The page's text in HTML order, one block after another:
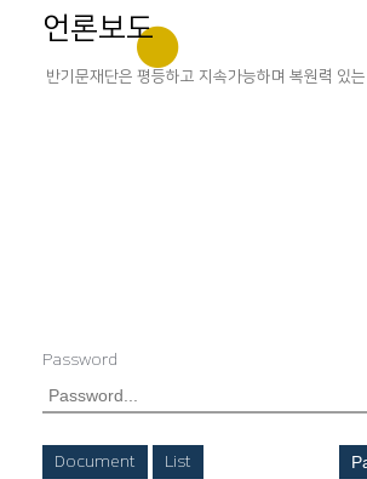
언론보도
반기문재단은 평등하고 지속가능하며 복원력 있
Password
Document List